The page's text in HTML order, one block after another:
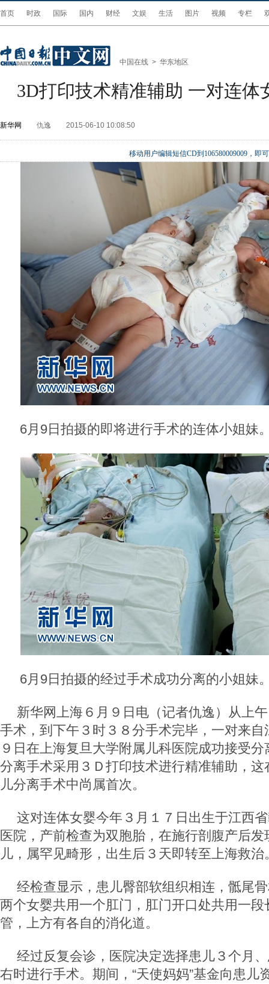
首页 时政 国际 国内 财经 文娱 生活 图片 视频 专栏
中国在线 > 华东地区
3D打印技术精准辅助 一对连体
新华网 仇逸 2015-06-10 10:08:50
移动用户编辑短信CD到106580009009，即
6月9日拍摄的即将进行手术的连体小姐妹
6月9日拍摄的经过手术成功分离的小姐妹
新华网上海６月９日电（记者仇逸）从上
手术，到下午３时３８分手术完毕，一对来
９日在上海复旦大学附属儿科医院成功接受
分离手术采用３Ｄ打印技术进行精准辅助，
儿分离手术中尚属首次。
这对连体女婴今年３月１７日出生于江西
医院，产前检查为双胞胎，在施行剖腹产后
儿，属罕见畸形，出生后３天即转至上海救治
经检查显示，患儿臀部软组织相连，骶尾
两个女婴共用一个肛门，肛门开口处共用一
管，上方有各自的消化道。
经过反复会诊，医院决定选择患儿３个月
右时进行手术。期间，“天使妈妈”基金向患儿